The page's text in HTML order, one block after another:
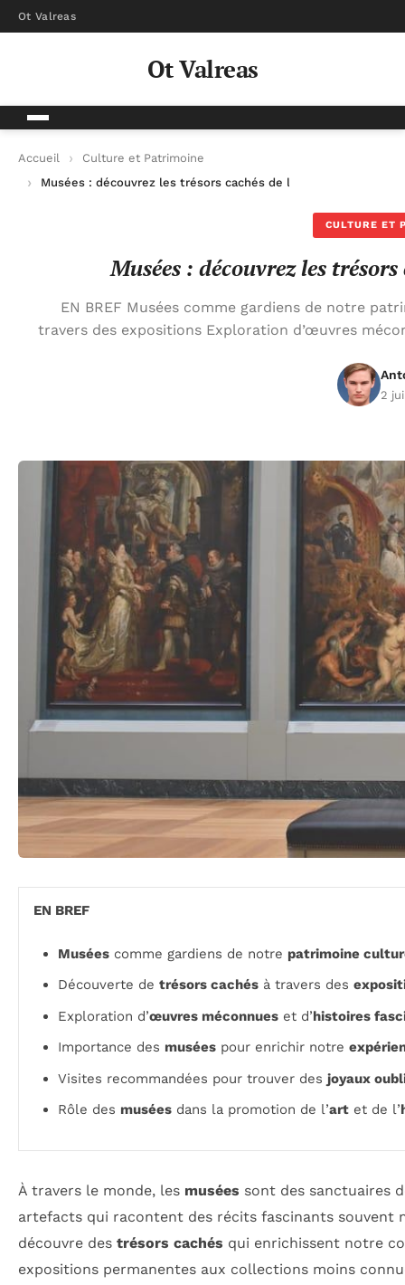
Ot Valreas
Ot Valreas
Accueil
Culture et Patrimoine
Musées : découvrez les trésors cachés de l’art et de l’histoire
CULTURE ET
Musées : découvrez les
EN BREF Musées comme gardiens de notre
travers des expositions Exploration d’œuvres
2
EN BREF
Musées comme gardiens de notre patrimoine
Découverte de trésors cachés à travers des
Exploration d’œuvres méconnues et d’histoires
Importance des musées pour enrichir notre
Visites recommandées pour trouver des joyaux
Rôle des musées dans la promotion de l’art et de l’
À travers le monde, les musées sont des sanctuaires
artefacts qui racontent des récits fascinants souvent
découvre des trésors cachés qui enrichissent notre
expositions permanentes aux collections moins